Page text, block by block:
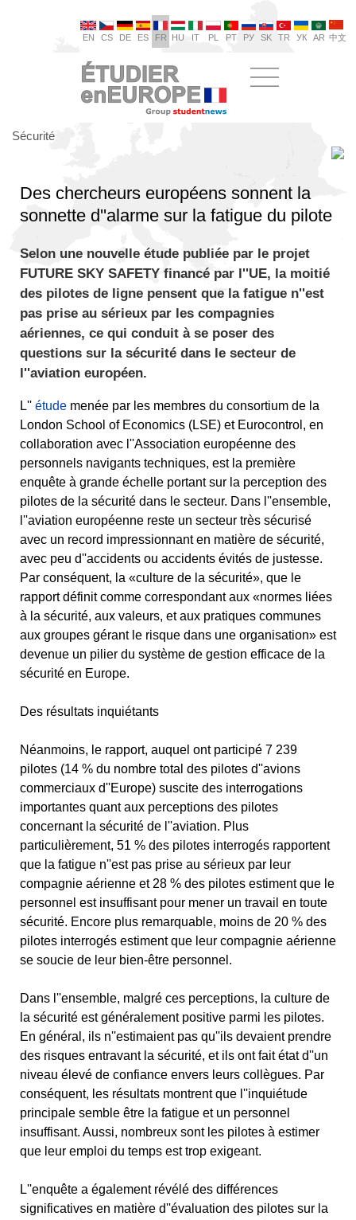
EN CS DE ES FR HU IT PL PT РУ SK TR УК AR 中文
Sécurité
Des chercheurs européens sonnent la
sonnette d''alarme sur la fatigue du pilote
Selon une nouvelle étude publiée par le projet
FUTURE SKY SAFETY financé par l''UE, la moitié
des pilotes de ligne pensent que la fatigue n''est
pas prise au sérieux par les compagnies
aériennes, ce qui conduit à se poser des
questions sur la sécurité dans le secteur de
l''aviation européen.
L'' étude menée par les membres du consortium de la
London School of Economics (LSE) et Eurocontrol, en
collaboration avec l''Association européenne des
personnels navigants techniques, est la première
enquête à grande échelle portant sur la perception des
pilotes de la sécurité dans le secteur. Dans l''ensemble,
l''aviation européenne reste un secteur très sécurisé
avec un record impressionnant en matière de sécurité,
avec peu d''accidents ou accidents évités de justesse.
Par conséquent, la «culture de la sécurité», que le
rapport définit comme correspondant aux «normes liées
à la sécurité, aux valeurs, et aux pratiques communes
aux groupes gérant le risque dans une organisation» est
devenue un pilier du système de gestion efficace de la
sécurité en Europe.
Des résultats inquiétants
Néanmoins, le rapport, auquel ont participé 7 239
pilotes (14 % du nombre total des pilotes d''avions
commerciaux d''Europe) suscite des interrogations
importantes quant aux perceptions des pilotes
concernant la sécurité de l''aviation. Plus
particulièrement, 51 % des pilotes interrogés rapportent
que la fatigue n''est pas prise au sérieux par leur
compagnie aérienne et 28 % des pilotes estiment que le
personnel est insuffisant pour mener un travail en toute
sécurité. Encore plus remarquable, moins de 20 % des
pilotes interrogés estiment que leur compagnie aérienne
se soucie de leur bien-être personnel.
Dans l''ensemble, malgré ces perceptions, la culture de
la sécurité est généralement positive parmi les pilotes.
En général, ils n''estimaient pas qu''ils devaient prendre
des risques entravant la sécurité, et ils ont fait état d''un
niveau élevé de confiance envers leurs collègues. Par
conséquent, les résultats montrent que l''inquiétude
principale semble être la fatigue et un personnel
insuffisant. Aussi, nombreux sont les pilotes à estimer
que leur emploi du temps est trop exigeant.
L''enquête a également révélé des différences
significatives en matière d''évaluation des pilotes sur la